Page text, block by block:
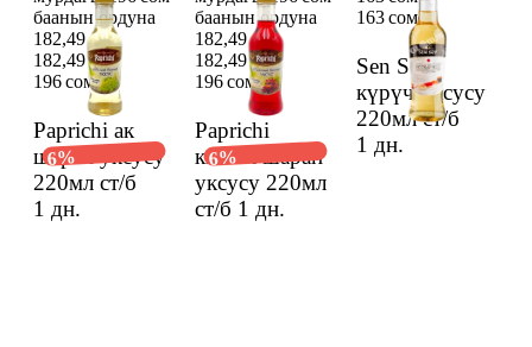
Paprichi ак
шарап уксусу
220мл ст/б
1 дн.
баанын ордуна
182,49 сом
182,49 сом
196 сом
6%
Paprichi
кызыл шарап
уксусу 220мл
ст/б 1 дн.
баанын ордуна
182,49 сом
182,49 сом
196 сом
6%
Sen Soy
күрүч уксусу
220мл ст/б
1 дн.
163 сом